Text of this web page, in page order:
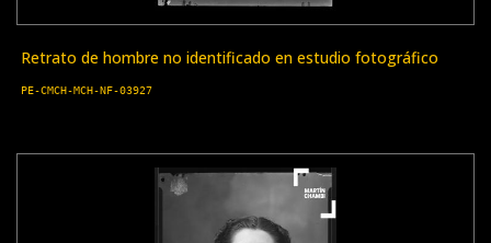
Retrato de hombre no identificado en estudio fotográfico
PE-CMCH-MCH-NF-03927